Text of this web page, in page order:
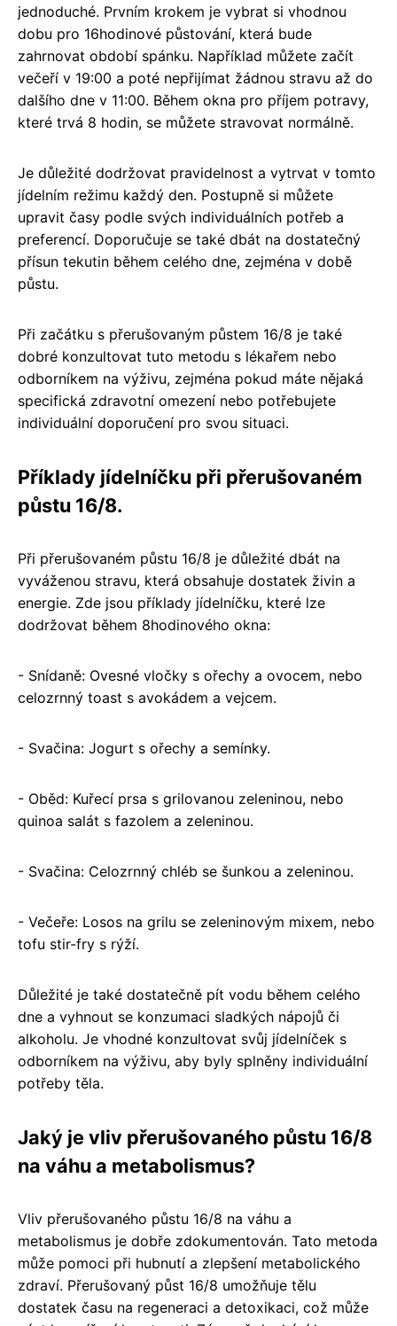
jednoduché. Prvním krokem je vybrat si vhodnou
dobu pro 16hodinové půstování, která bude
zahrnovat období spánku. Například můžete začít
večeří v 19:00 a poté nepřijímat žádnou stravu až do
dalšího dne v 11:00. Během okna pro příjem potravy,
které trvá 8 hodin, se můžete stravovat normálně.
Je důležité dodržovat pravidelnost a vytrvat v tomto
jídelním režimu každý den. Postupně si můžete
upravit časy podle svých individuálních potřeb a
preferencí. Doporučuje se také dbát na dostatečný
přísun tekutin během celého dne, zejména v době
půstu.
Při začátku s přerušovaným půstem 16/8 je také
dobré konzultovat tuto metodu s lékařem nebo
odborníkem na výživu, zejména pokud máte nějaká
specifická zdravotní omezení nebo potřebujete
individuální doporučení pro svou situaci.
Příklady jídelníčku při přerušovaném
půstu 16/8.
Při přerušovaném půstu 16/8 je důležité dbát na
vyváženou stravu, která obsahuje dostatek živin a
energie. Zde jsou příklady jídelníčku, které lze
dodržovat během 8hodinového okna:
- Snídaně: Ovesné vločky s ořechy a ovocem, nebo
celozrnný toast s avokádem a vejcem.
- Svačina: Jogurt s ořechy a semínky.
- Oběd: Kuřecí prsa s grilovanou zeleninou, nebo
quinoa salát s fazolem a zeleninou.
- Svačina: Celozrnný chléb se šunkou a zeleninou.
- Večeře: Losos na grilu se zeleninovým mixem, nebo
tofu stir-fry s rýží.
Důležité je také dostatečně pít vodu během celého
dne a vyhnout se konzumaci sladkých nápojů či
alkoholu. Je vhodné konzultovat svůj jídelníček s
odborníkem na výživu, aby byly splněny individuální
potřeby těla.
Jaký je vliv přerušovaného půstu 16/8
na váhu a metabolismus?
Vliv přerušovaného půstu 16/8 na váhu a
metabolismus je dobře zdokumentován. Tato metoda
může pomoci při hubnutí a zlepšení metabolického
zdraví. Přerušovaný půst 16/8 umožňuje tělu
dostatek času na regeneraci a detoxikaci, což může